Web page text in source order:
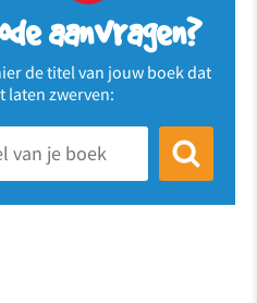
aanvragen?
de titel van jouw boek dat
laten zwerven: